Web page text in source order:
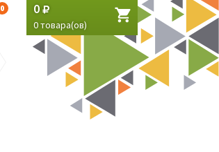
0 0
0товара(ов)